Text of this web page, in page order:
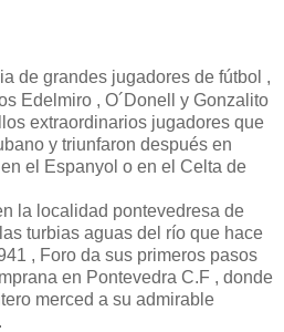
de grandes jugadores de fútbol ,
Edelmiro , O´Donell y Gonzalito
extraordinarios jugadores que
y triunfaron después en
el Espanyol o en el Celta de
la localidad pontevedresa de
turbias aguas del río que hace
, Foro da sus primeros pasos
en Pontevedra C.F , donde
merced a su admirable